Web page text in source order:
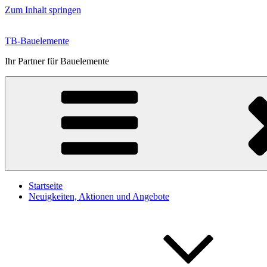
Zum Inhalt springen
TB-Bauelemente
Ihr Partner für Bauelemente
Startseite
Neuigkeiten, Aktionen und Angebote